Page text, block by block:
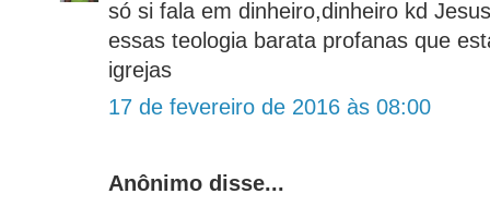
só si fala em dinheiro,dinheiro kd
essas teologia barata profanas que
igrejas
17 de fevereiro de 2016 às 08:00
Anônimo disse...